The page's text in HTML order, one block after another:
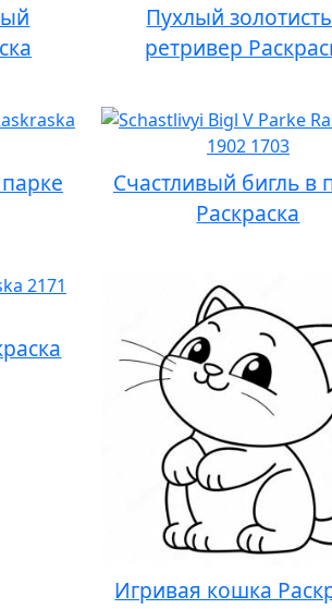
Пухлый
ретривер
Счастливый бигль в
Раскраска
Игривая кошка